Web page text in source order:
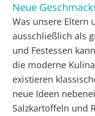
Neue
Was unsere Eltern
ausschließlich als
und Festessen
die moderne
existieren
neue Ideen
Salzkartoffeln und